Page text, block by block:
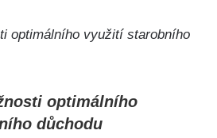
optimálního
důchodu